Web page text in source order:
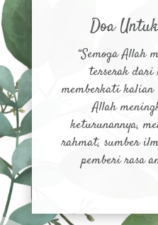
Doa
“Semoga Allah
terserak dari
memberkati
Allah
keturunannya,
rahmat, sumber
pemberi rasa